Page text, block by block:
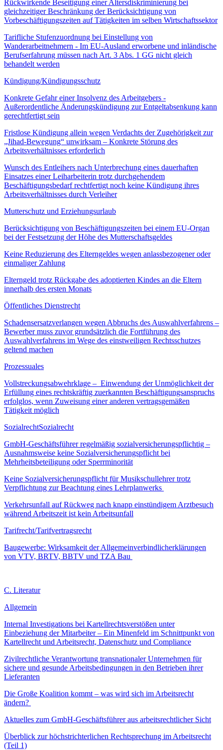
Rückwirkende Beseitigung einer Altersdiskriminierung bei
gleichzeitiger Beschränkung der Berücksichtigung von
Vorbeschäftigungszeiten auf Tätigkeiten im selben Wirtschaftssektor
Tarifliche Stufenzuordnung bei Einstellung von
Wanderarbeitnehmern - Im EU-Ausland erworbene und inländische
Berufserfahrung müssen nach Art. 3 Abs. 1 GG nicht gleich
behandelt werden
Kündigung/Kündigungsschutz
Konkrete Gefahr einer Insolvenz des Arbeitgebers -
Außerordentliche Änderungskündigung zur Entgeltabsenkung kann
gerechtfertigt sein
Fristlose Kündigung allein wegen Verdachts der Zugehörigkeit zur
„Jihad-Bewegung“ unwirksam – Konkrete Störung des
Arbeitsverhältnisses erforderlich
Wunsch des Entleihers nach Unterbrechung eines dauerhaften
Einsatzes einer Leiharbeiterin trotz durchgehendem
Beschäftigungsbedarf rechtfertigt noch keine Kündigung ihres
Arbeitsverhältnisses durch Verleiher
Mutterschutz und Erziehungsurlaub
Berücksichtigung von Beschäftigungszeiten bei einem EU-Organ
bei der Festsetzung der Höhe des Mutterschaftsgeldes
Keine Reduzierung des Elterngeldes wegen anlassbezogener oder
einmaliger Zahlung
Elterngeld trotz Rückgabe des adoptierten Kindes an die Eltern
innerhalb des ersten Monats
Öffentliches Dienstrecht
Schadensersatzverlangen wegen Abbruchs des Auswahlverfahrens –
Bewerber muss zuvor grundsätzlich die Fortführung des
Auswahlverfahrens im Wege des einstweiligen Rechtsschutzes
geltend machen
Prozessuales
Vollstreckungsabwehrklage – Einwendung der Unmöglichkeit der
Erfüllung eines rechtskräftig zuerkannten Beschäftigungsanspruchs
erfolglos, wenn Zuweisung einer anderen vertragsgemäßen
Tätigkeit möglich
SozialrechtSozialrecht
GmbH-Geschäftsführer regelmäßig sozialversicherungspflichtig –
Ausnahmsweise keine Sozialversicherungspflicht bei
Mehrheitsbeteiligung oder Sperrminorität
Keine Sozialversicherungspflicht für Musikschullehrer trotz
Verpflichtung zur Beachtung eines Lehrplanwerks
Verkehrsunfall auf Rückweg nach knapp einstündigem Arztbesuch
während Arbeitszeit ist kein Arbeitsunfall
Tarifrecht/Tarifvertragsrecht
Baugewerbe: Wirksamkeit der Allgemeinverbindlicherklärungen
von VTV, BRTV, BBTV und TZA Bau
C. Literatur
Allgemein
Internal Investigations bei Kartellrechtsverstößen unter
Einbeziehung der Mitarbeiter – Ein Minenfeld im Schnittpunkt von
Kartellrecht und Arbeitsrecht, Datenschutz und Compliance
Zivilrechtliche Verantwortung transnationaler Unternehmen für
sichere und gesunde Arbeitsbedingungen in den Betrieben ihrer
Lieferanten
Die Große Koalition kommt – was wird sich im Arbeitsrecht
ändern?
Aktuelles zum GmbH-Geschäftsführer aus arbeitsrechtlicher Sicht
Überblick zur höchstrichterlichen Rechtsprechung im Arbeitsrecht
(Teil 1)